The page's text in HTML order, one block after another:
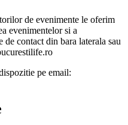
de evenimente le oferim
evenimentelor si a
contact din bara laterala sau
pe email: